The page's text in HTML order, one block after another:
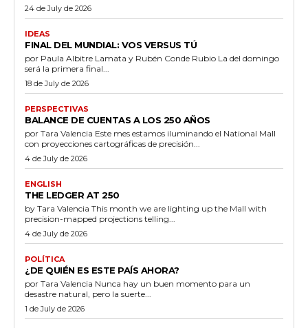
24 de July de 2026
IDEAS
FINAL DEL MUNDIAL: VOS VERSUS TÚ
por Paula Albitre Lamata y Rubén Conde Rubio La del domingo
será la primera final...
18 de July de 2026
PERSPECTIVAS
BALANCE DE CUENTAS A LOS 250 AÑOS
por Tara Valencia Este mes estamos iluminando el National Mall
con proyecciones cartográficas de precisión...
4 de July de 2026
ENGLISH
THE LEDGER AT 250
by Tara Valencia This month we are lighting up the Mall with
precision-mapped projections telling...
4 de July de 2026
POLÍTICA
¿DE QUIÉN ES ESTE PAÍS AHORA?
por Tara Valencia Nunca hay un buen momento para un
desastre natural, pero la suerte...
1 de July de 2026